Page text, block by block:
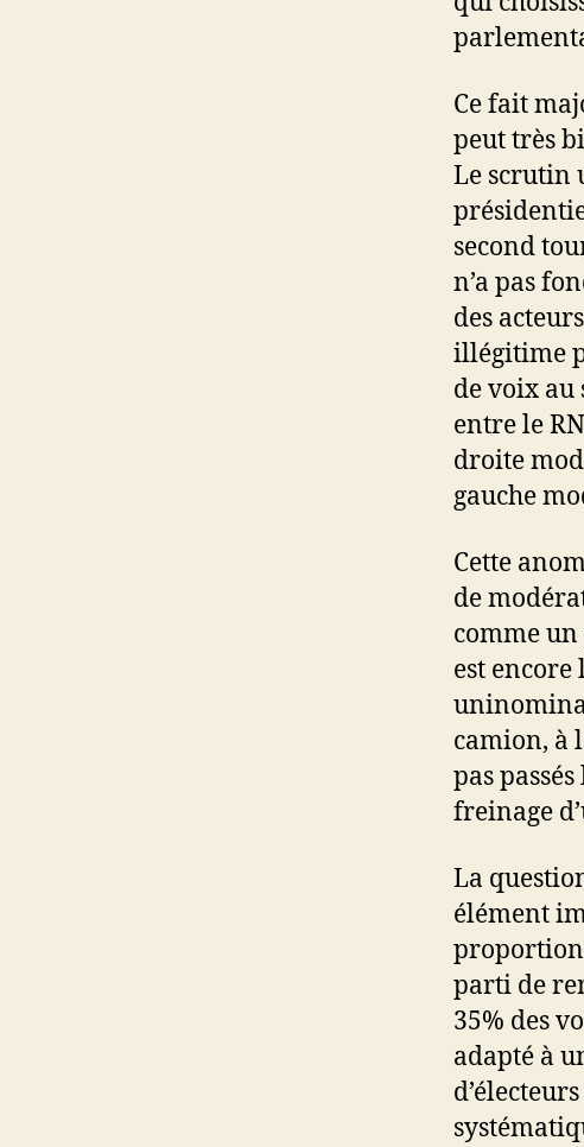
Ce fait
peut très
Le scrutin
second
n’a pas
des
illégitime
de voix au
entre le
droite
gauche
Cette
de
comme
est encore
camion, à
pas
freinage
La
élément
parti de
35% des
adapté à